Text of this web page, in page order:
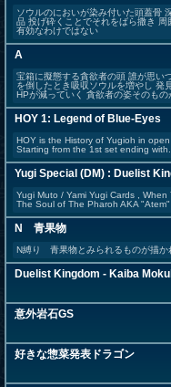
ソウルのにおいが染み付いた頭蓋骨
品 投げ砕くことでそれをばら撒き
有効なわけではない
A
宝箱に擬態する貪欲者の頭 誰が思い
を倒したとき吸収ソウルを増やし 発
HPが減っていく 貪欲者の姿そのも
HOY 1: Legend of Blue-Eyes
HOY is the History of Yugioh in
Starting from the 1st set ending
Yugi Special (DM) : Duelist
Yugi Muto / Yami Yugi Cards ,
The Soul of The Pharoh AKA
N 青果物
N縛り 青果物とみられるものが描か
Duelist Kingdom - Kaiba
意外岩石GS
好きな惣菜発表ドラゴン